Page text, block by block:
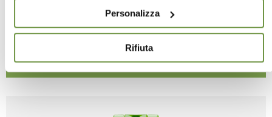
modificare o ritirare il tuo consenso in qualsiasi momento
dalla Dichiarazione sui cookie.
Utilizziamo i cookie per personalizzare contenuti ed
annunci, per fornire funzionalità dei social media e per
Personalizza
Rifiuta
AEROSOL PROFUMATO Bouquest di
Rose – Mosche e Zanzare
sospensione nell'aria aumentando persistenza ed
efficacia ed evitando di macchiare le superfici.